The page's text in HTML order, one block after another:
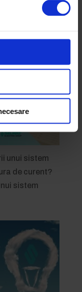
unui sistem
de curent?
sistem